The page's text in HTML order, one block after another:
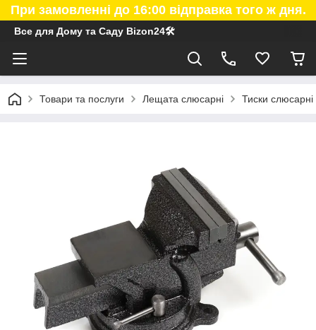
При замовленні до 16:00 відправка того ж дня.
Все для Дому та Саду Bizon24🛠
Товари та послуги Лещата слюсарні Тиски